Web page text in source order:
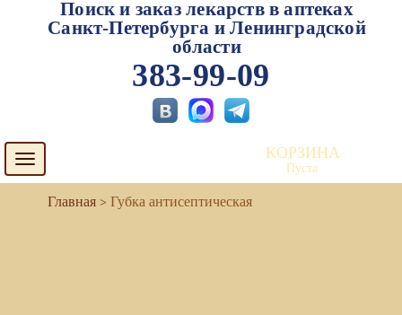
Поиск и заказ лекарств в аптеках
Санкт-Петербурга и Ленинградской
области
383-99-09
Toggle
navigation
КОРЗИНА
Пуста
Губка антисептическая